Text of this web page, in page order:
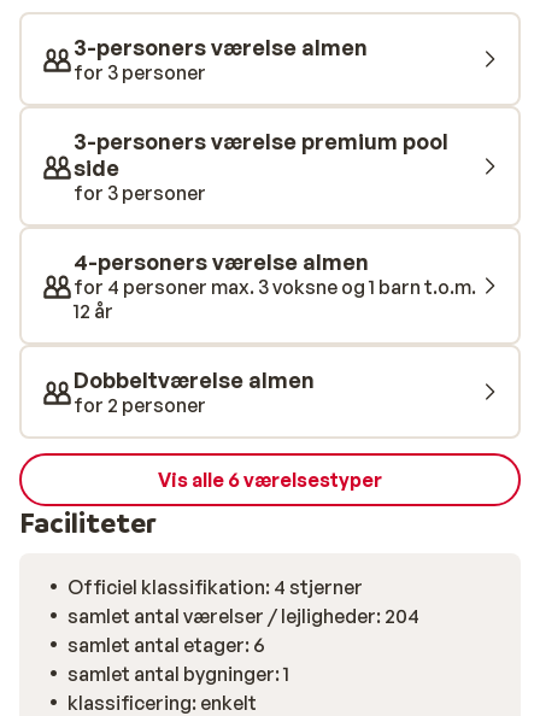
swimmingpools; den ene beliggende på hotellets
tagterrasse med en vidunderlig udsigt over
Middelhavet. Til hotellet hører også en skøn have med
solsenge, som indbyder til afslapning i solen. For
børnene er her både en børnepool samt legeplads og
en børneklub (her tales ikke dansk), hvor børnene kan
deltage i forskellige sjove aktiviteter. Dit ophold på
Hotel Tropic Park er med halvpension, og har du lyst,
at du kan spise alle feriens måltider på hotellet. Vi
anbefaler Hotel Tropic Park til alle, som vil nyde ferien i
Malgrat de Mar i komfortable omgivelser tæt ved
3-personers værelse almen
for 3 personer
3-personers værelse premium pool
side
for 3 personer
4-personers værelse almen
for 4 personer max. 3 voksne og 1 barn t.o.m.
12 år
Dobbeltværelse almen
for 2 personer
Vis alle 6 værelsestyper
Faciliteter
Officiel klassifikation: 4 stjerner
samlet antal værelser / lejligheder: 204
samlet antal etager: 6
samlet antal bygninger: 1
klassificering: enkelt